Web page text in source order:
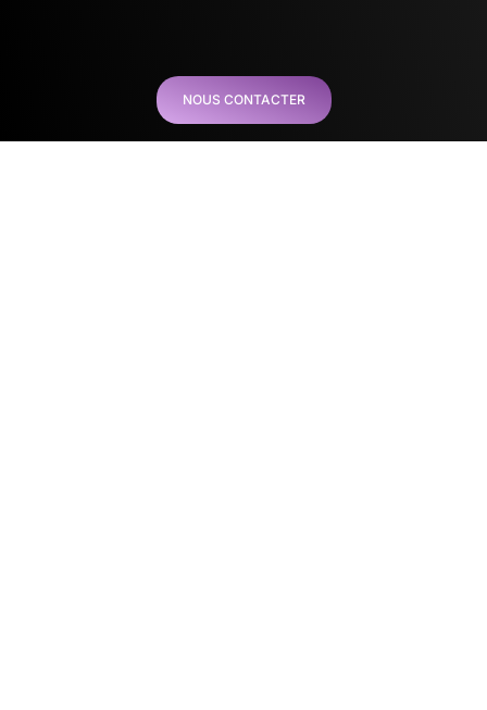
NOUS CONTACTER